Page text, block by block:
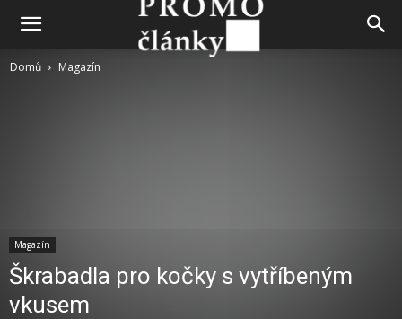
Domů Magazín
Magazín
Škrabadla pro kočky s vytříbeným
vkusem